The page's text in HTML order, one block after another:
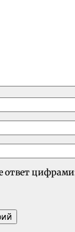
ответ